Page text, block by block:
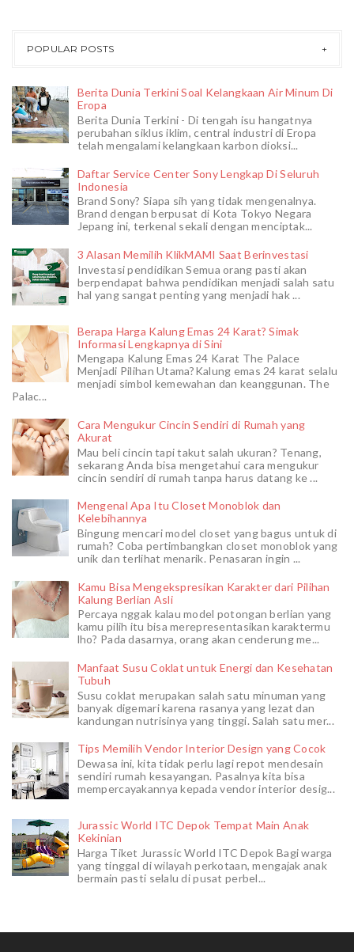
POPULAR POSTS
Berita Dunia Terkini Soal Kelangkaan Air Minum Di
Eropa
Berita Dunia Terkini - Di tengah isu hangatnya
perubahan siklus iklim, central industri di Eropa
telah mengalami kelangkaan karbon dioksi...
Daftar Service Center Sony Lengkap Di Seluruh
Indonesia
Brand Sony? Siapa sih yang tidak mengenalnya.
Brand dengan berpusat di Kota Tokyo Negara
Jepang ini, terkenal sekali dengan menciptak...
3 Alasan Memilih KlikMAMI Saat Berinvestasi
Investasi pendidikan Semua orang pasti akan
berpendapat bahwa pendidikan menjadi salah satu
hal yang sangat penting yang menjadi hak ...
Berapa Harga Kalung Emas 24 Karat? Simak
Informasi Lengkapnya di Sini
Mengapa Kalung Emas 24 Karat The Palace
Menjadi Pilihan Utama?Kalung emas 24 karat selalu
menjadi simbol kemewahan dan keanggunan. The
Palac...
Cara Mengukur Cincin Sendiri di Rumah yang
Akurat
Mau beli cincin tapi takut salah ukuran? Tenang,
sekarang Anda bisa mengetahui cara mengukur
cincin sendiri di rumah tanpa harus datang ke ...
Mengenal Apa Itu Closet Monoblok dan
Kelebihannya
Bingung mencari model closet yang bagus untuk di
rumah? Coba pertimbangkan closet monoblok yang
unik dan terlihat menarik. Penasaran ingin ...
Kamu Bisa Mengekspresikan Karakter dari Pilihan
Kalung Berlian Asli
Percaya nggak kalau model potongan berlian yang
kamu pilih itu bisa merepresentasikan karaktermu
lho? Pada dasarnya, orang akan cenderung me...
Manfaat Susu Coklat untuk Energi dan Kesehatan
Tubuh
Susu coklat merupakan salah satu minuman yang
banyak digemari karena rasanya yang lezat dan
kandungan nutrisinya yang tinggi. Salah satu mer...
Tips Memilih Vendor Interior Design yang Cocok
Dewasa ini, kita tidak perlu lagi repot mendesain
sendiri rumah kesayangan. Pasalnya kita bisa
mempercayakannya kepada vendor interior desig...
Jurassic World ITC Depok Tempat Main Anak
Kekinian
Harga Tiket Jurassic World ITC Depok Bagi warga
yang tinggal di wilayah perkotaan, mengajak anak
bermain pasti selalu di pusat perbel...